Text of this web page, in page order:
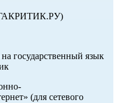
государственный язык
(для сетевого